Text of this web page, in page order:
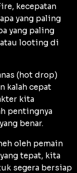
kecepatan
yang paling
yang paling
looting di
(hot drop)
kalah cepat
kita
pentingnya
benar.
oleh pemain
tepat, kita
segera bersiap